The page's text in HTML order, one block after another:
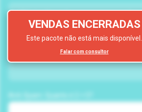
VENDAS ENCERRADAS
Este pacote não está mais disponível.
Falar com consultor